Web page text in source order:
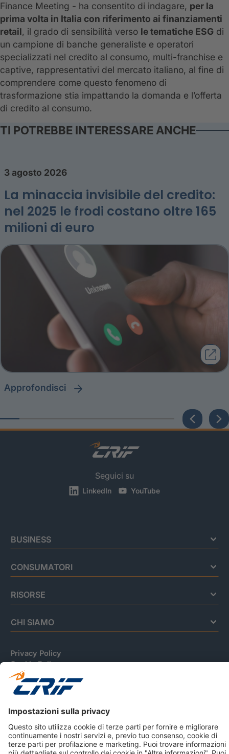
Finance Meeting - ha consentito di indagare, per la
prima volta in Italia con riferimento ai finanziamenti
retail, il grado di sensibilità verso le tematiche ESG di
un campione di banche generaliste e operatori
specializzati nel credito al consumo, multi-franchise e
captive, rappresentativi del mercato italiano, al fine di
comprendere come questo fenomeno di
trasformazione stia impattando la domanda e l’offerta
di credito al consumo.
TI POTREBBE INTERESSARE ANCHE
3 agosto 2026
La minaccia invisibile del credito:
nel 2025 le frodi costano oltre 165
milioni di euro
approfondisci
Seguici su
LinkedIn YouTube
BUSINESS
CONSUMATORI
RISORSE
CHI SIAMO
Privacy Policy
Cookie Policy
Informativa Dati Personali
CRIF Business Ethics
Accessibilità
Informativa Privacy Relativa Al Sistema Di Informazioni
Creditizie